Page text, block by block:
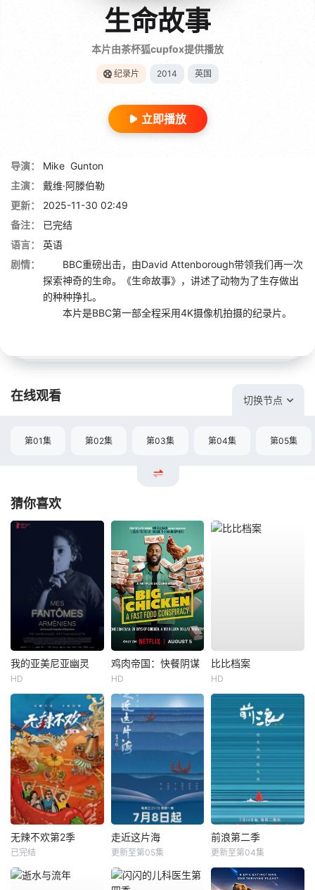
生命故事
本片由茶杯狐cupfox提供播放
纪录片 2014 英国
立即播放
导演： Mike Gunton
主演：
戴维·阿滕伯勒
更新：
2025-11-30 02:49
备注：
已完结
语言：
英语
剧情：
BBC重磅出击，由David Attenborough带领我们再一次
探索神奇的生命。《生命故事》，讲述了动物为了生存做出
的种种挣扎。
本片是BBC第一部全程采用4K摄像机拍摄的纪录片。
在线观看 切换节点
第01集 第02集 第03集 第04集 第05集
猜你喜欢
我的亚美尼亚幽灵
HD
鸡肉帝国：快餐阴谋
HD
比比档案
HD
无辣不欢第2季
已完结
走近这片海
更新至第05集
前浪第二季
更新至第04集